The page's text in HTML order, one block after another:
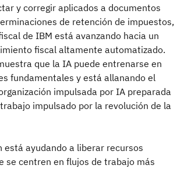
y corregir aplicados a documentos
de retención de impuestos,
de IBM está avanzando hacia un
fiscal altamente automatizado.
que la IA puede entrenarse en
fundamentales y está allanando el
impulsada por IA preparada
impulsado por la revolución de la
está ayudando a liberar recursos
se centren en flujos de trabajo más